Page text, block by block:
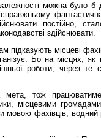
можна було б
справжньому
постійно,
здійснювати.
підказують місцеві
Бо на місцях,
роботи, через те
тож
місцевими
мовою фахівців,